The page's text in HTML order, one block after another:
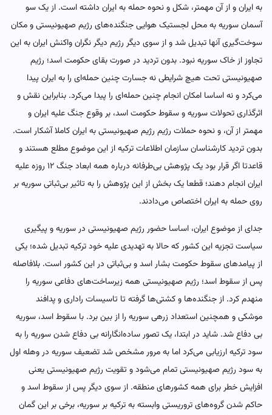
به ایران و از آن مهمتر، شکل و نحوه حمله به ایران داشته است. از یک سو
آسمان سوریه به محل لجستیک هوایی جنگنده‌های رژیم صهیونیستی و مکان
سوخت‌گیری آنها تبدیل شد و از سوی دیگر رژیم دیگر نگران واکنش ایران به این
تجاوز از خاک سوریه نبود. بدون تردید در صورت بقای حکومت اسد؛ رژیم
صهیونیستی تحت هیچ شرایطی نه جسارت چنین حمله‌ای را به ایران پیدا
می‌کرد و نه اساسا امکان انجام چنین حمله‌ای را پیدا می‌کرد. بنابراین نقش و
اثرگذاری تحولات سوریه و سقوط حکومت اسد، بر وقوع جنگ علیه ایران و
مهمتر از آن، و نحوه حملات رژیم رژیم صهیونیستی به ایران کاملا آشکار است.
بدون تردید کارشناسان سازمان اطلاعات ترکیه از این موضوع مطلع هستند و
قاعدتا اگر قرار بود یک پژوهش بی‌طرفانه درباره همه ابعاد جنگ ۱۲ روزه علیه
ایران انجام دهند؛ قطعا یک بخش از این پژوهش را به تاثیر بی‌ثباتی سوریه بر
روی حمله به ایران اختصاص می‌دادند.
جدای از موضوع ایران، اساسا حضور رژیم صهیونیستی در سوریه و پیگیری
سیاست تجزیه این کشور که حالا به تهدیدی علیه خود ترکیه تبدیل شده؛ یکی
از پیامدهای سقوط حکومت بشار اسد و بی‌‌ثباتی در این کشور است. بلافاصله
پس از سقوط اسد؛ رژیم صهیونیستی همه زیرساخت‌های دفاعی سوریه را
منهدم کرد.‌ از جنگنده‌ها و کشتی‌ها گرفته تا تاسیسات راداری و پدافند
موشکی و همچنین استعداد زرهی سوریه را از بین برد. با سقوط اسد، سوریه
بی دفاع شد. شاید در ابتدا، یک تصور ساده‌انگارانه بی دفاع شدن سوریه را به
سود ترکیه ارزیابی می‌کرد اما به مرور مشخص شد تضعیف سوریه در‌ وهله اول
به سود رژیم صهیونیستی تمام می‌شود و تقویت رژیم صهیونیستی یعنی
افزایش خطر برای همه کشورهای منطقه. از سوی دیگر پس از سقوط اسد و
حاکم شدن گروه‌های تروریستی وابسته به ترکیه بر سوریه، برخی بر این گمان